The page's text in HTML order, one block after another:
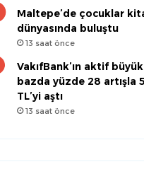
Maltepe’de çocuklar
dünyasında buluştu
13 saat önce
VakıfBank’ın aktif
bazda yüzde 28 artışla
TL’yi aştı
13 saat önce